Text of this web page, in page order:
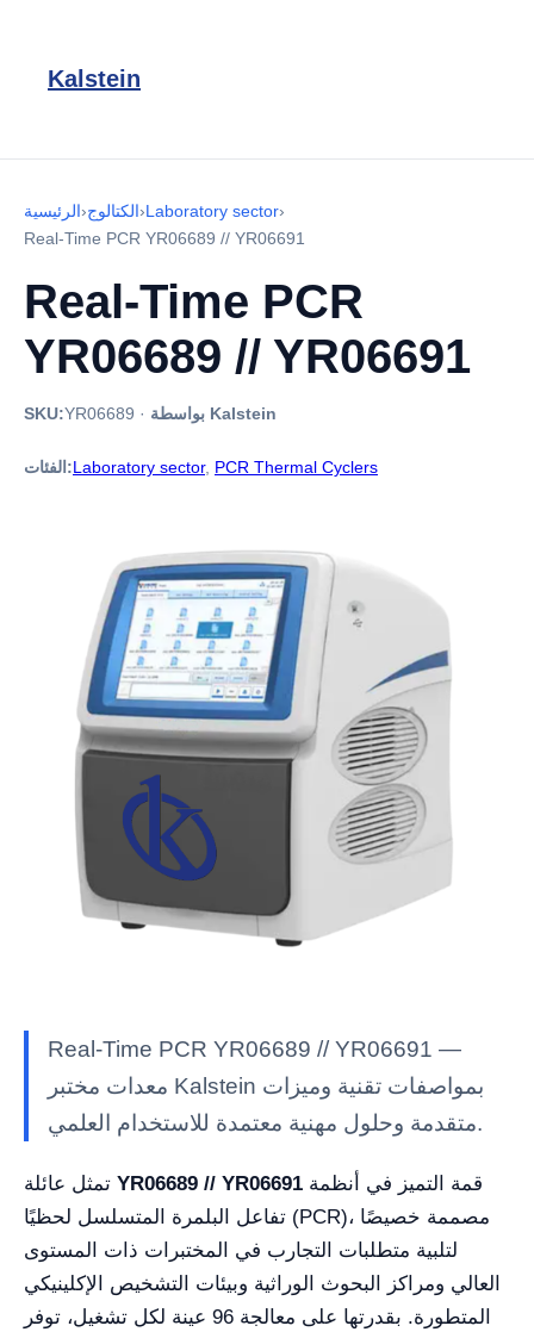
Kalstein
الرئيسية›الكتالوج›Laboratory sector›
Real-Time PCR YR06689 // YR06691
Real-Time PCR
YR06689 // YR06691
SKU:YR06689 · بواسطة Kalstein
الفئات:Laboratory sector, PCR Thermal Cyclers
Real-Time PCR YR06689 // YR06691 —
معدات مختبر Kalstein بمواصفات تقنية وميزات
متقدمة وحلول مهنية معتمدة للاستخدام العلمي.
YR06689 // YR06691 قمة التميز في أنظمة
تفاعل البلمرة المتسلسل لحظيًا (PCR)، مصممة خصيصًا
لتلبية متطلبات التجارب في المختبرات ذات المستوى
العالي ومراكز البحوث الوراثية وبيئات التشخيص الإكلينيكي
المتطورة. بقدرتها على معالجة 96 عينة لكل تشغيل، توفر